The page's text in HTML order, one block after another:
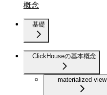
概念
基礎
ClickHouseの基本概念
materialized view